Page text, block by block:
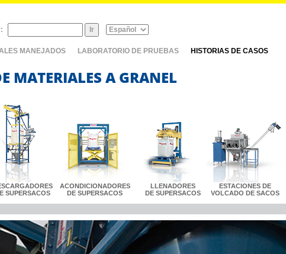
MANEJADOS LABORATORIO DE PRUEBAS HISTORIAS DE CASOS
MATERIALES A GRANEL
SUPERSACOS
ACONDICIONADORES
DE SUPERSACOS
LLENADORES
DE SUPERSACOS
ESTACIONES DE
VOLCADO DE SACOS